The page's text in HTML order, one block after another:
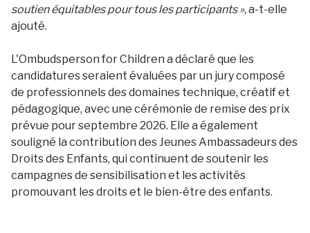
soutien équitables pour tous les participants »,a-t-elle
ajouté.
L'Ombudsperson for Children a déclaré que les
candidatures seraient évaluées par un jury composé
de professionnels des domaines technique, créatif et
pédagogique, avec une cérémonie de remise des prix
prévue pour septembre 2026. Elle a également
souligné la contribution des Jeunes Ambassadeurs des
Droits des Enfants, qui continuent de soutenir les
campagnes de sensibilisation et les activités
promouvant les droits et le bien-être des enfants.